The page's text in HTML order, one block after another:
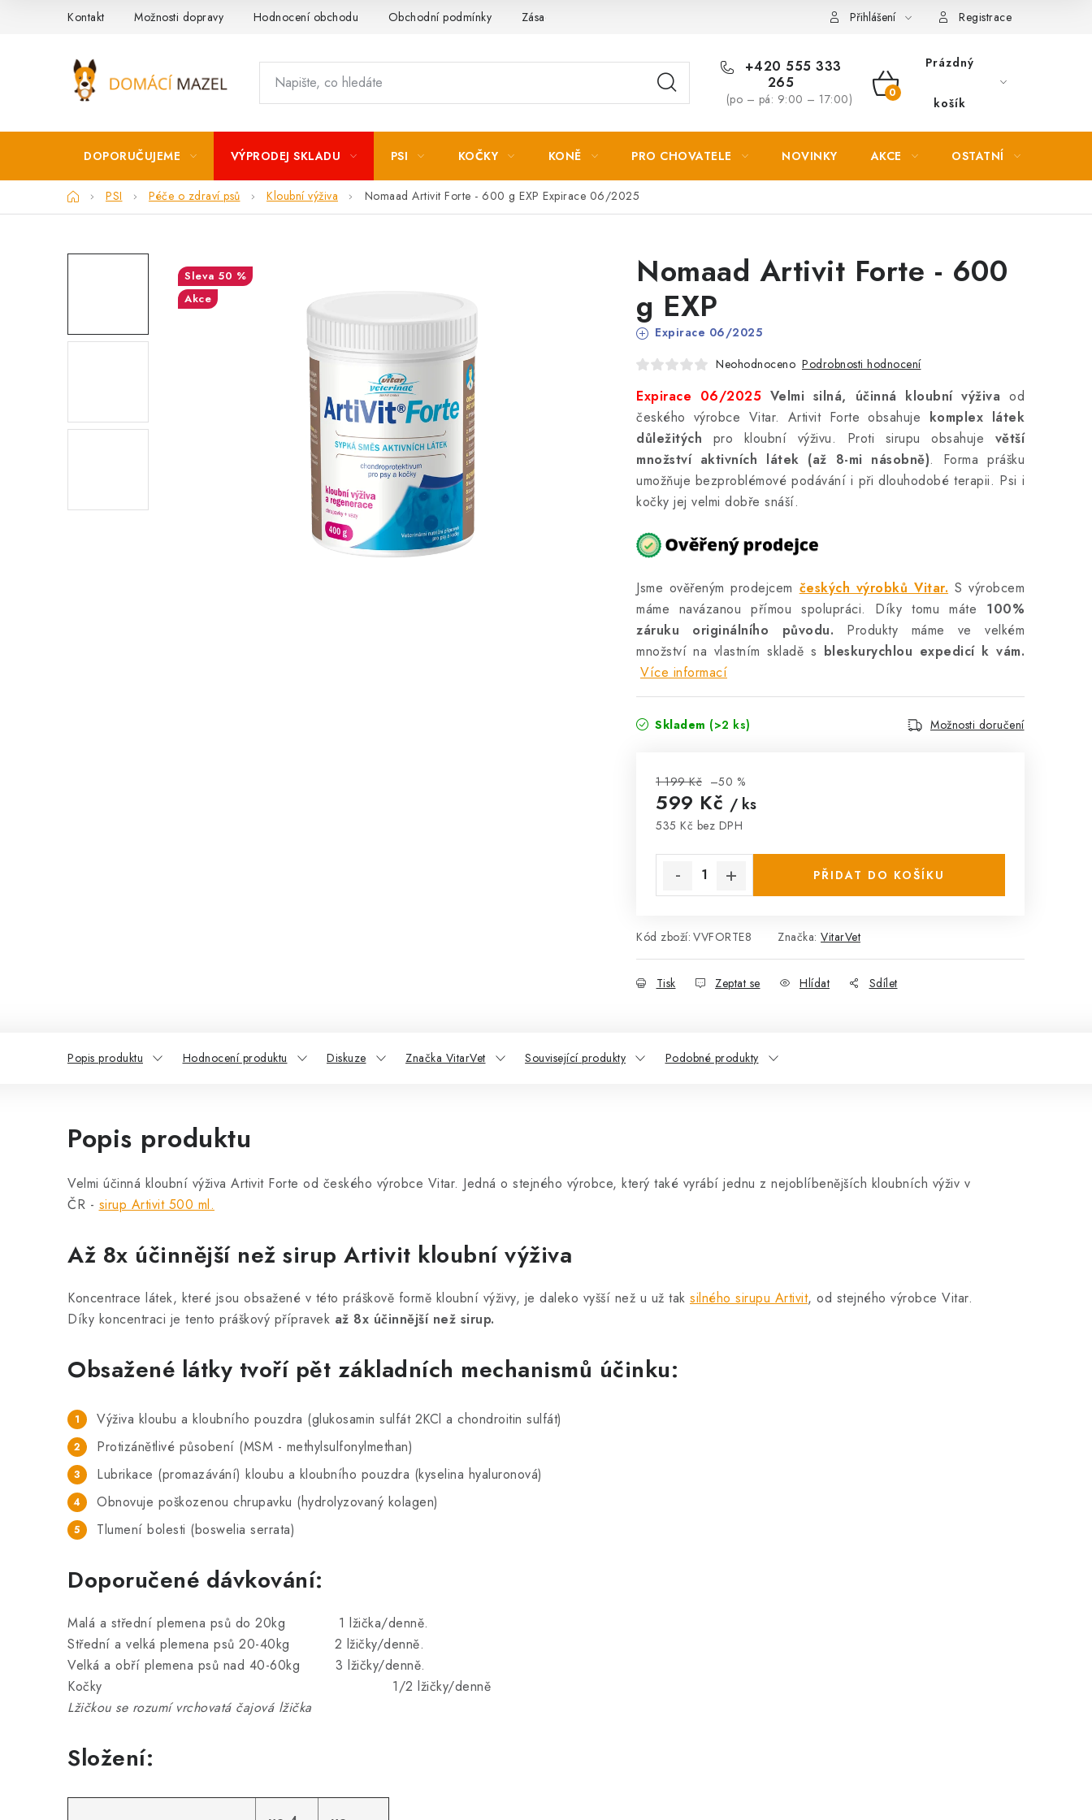
Kontakt Možnosti dopravy Hodnocení obchodu Obchodní podmínky Zásady zpracování osobních údajů Přihlášení Registrace
+420 555 333
265
(po – pá: 9:00 – 17:00)
NÁKUPNÍ
Prázdný
košík
DOPORUČUJEME VÝPRODEJ SKLADU PSI KOČKY KONĚ PRO CHOVATELE NOVINKY AKCE OSTATNÍ
DomůPSI Péče o zdraví psů Kloubní výživa Nomaad Artivit Forte - 600 g EXP Expirace 06/2025
Nomaad Artivit Forte - 600
g EXP
Expirace 06/2025
Neohodnoceno Podrobnosti hodnocení
Expirace 06/2025 Velmi silná, účinná kloubní výživa od
českého výrobce Vitar. Artivit Forte obsahuje komplex látek
důležitých pro kloubní výživu. Proti sirupu obsahuje větší
množství aktivních látek (až 8-mi násobně). Forma prášku
umožňuje bezproblémové podávání i při dlouhodobé terapii. Psi i
kočky jej velmi dobře snáší.
Jsme ověřeným prodejcem českých výrobků Vitar. S výrobcem
máme navázanou přímou spolupráci. Díky tomu máte 100%
záruku originálního původu. Produkty máme ve velkém
množství na vlastním skladě s bleskurychlou expedicí k vám.
Více informací
Skladem (>2 ks) Možnosti doručení
1 199 Kč –50 %
599 Kč / ks
535 Kč bez DPH
PŘIDAT DO KOŠÍKU
Kód zboží: VVFORTE8 Značka: VitarVet
Tisk Zeptat se Hlídat Sdílet
50 %
Akce
Popis produktu Hodnocení produktu Diskuze Značka VitarVet Související produkty Podobné produkty
Popis produktu
Velmi účinná kloubní výživa Artivit Forte od českého výrobce Vitar. Jedná o stejného výrobce, který také vyrábí jednu z nejoblíbenějších kloubních výživ v
ČR - sirup Artivit 500 ml.
Až 8x účinnější než sirup Artivit kloubní výživa
Koncentrace látek, které jsou obsažené v této práškově formě kloubní výživy, je daleko vyšší než u už tak silného sirupu Artivit, od stejného výrobce Vitar.
Díky koncentraci je tento práškový přípravek až 8x účinnější než sirup.
Obsažené látky tvoří pět základních mechanismů účinku:
Výživa kloubu a kloubního pouzdra (glukosamin sulfát 2KCl a chondroitin sulfát)
Protizánětlivé působení (MSM - methylsulfonylmethan)
Lubrikace (promazávání) kloubu a kloubního pouzdra (kyselina hyaluronová)
Obnovuje poškozenou chrupavku (hydrolyzovaný kolagen)
Tlumení bolesti (boswelia serrata)
Doporučené dávkování:
Malá a střední plemena psů do 20kg 1 lžička/denně.
Střední a velká plemena psů 20-40kg 2 lžičky/denně.
Velká a obří plemena psů nad 40-60kg 3 lžičky/denně.
Kočky 1/2 lžičky/denně
Lžičkou se rozumí vrchovatá čajová lžička
Složení: